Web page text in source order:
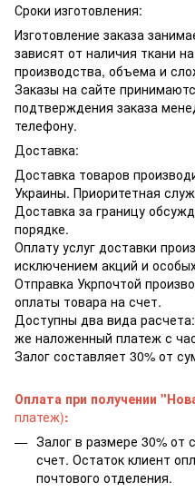
Сроки изготовления:
Изготовление заказа
зависят от наличия ткани
производства, объема и
Заказы на сайте
подтверждения заказа
телефону.
Доставка:
Доставка товаров
Украины. Приоритетная
Доставка за границу
порядке.
Оплату услуг доставки
исключением акций и
Отправка Укрпочтой
оплаты товара на счет.
Доступны два вида
же наложенный платеж с
Залог составляет 30% от
Оплата при получении
платеж):
Залог в размере 30% от
счет. Остаток клиент
почтового отделения.